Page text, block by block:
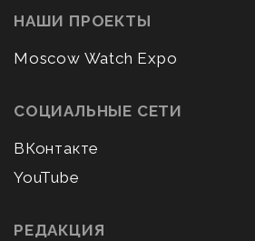
НАШИ ПРОЕКТЫ
Moscow Watch Expo
СОЦИАЛЬНЫЕ СЕТИ
ВКонтакте
YouTube
РЕДАКЦИЯ